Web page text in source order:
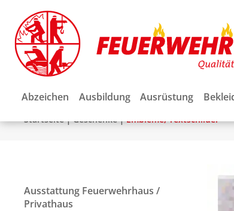
Abzeichen Ausbildung Ausrüstung
Startseite|Geschenke|Embleme, Textschilder
Ausstattung Feuerwehrhaus /
Privathaus